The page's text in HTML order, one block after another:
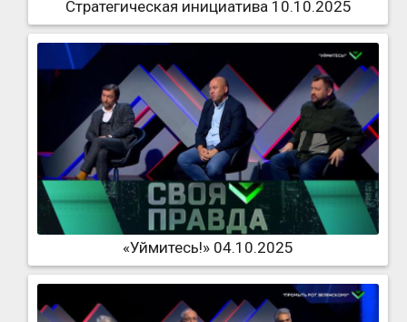
Стратегическая инициатива 10.10.2025
«Уймитесь!» 04.10.2025